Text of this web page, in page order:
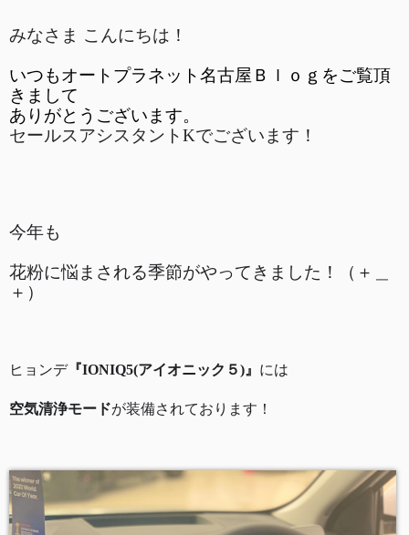
みなさま こんにちは！
いつもオートプラネット名古屋Ｂｌｏｇをご覧頂
きまして
ありがとうございます。
セールスアシスタントKでございます！
今年も
花粉に悩まされる季節がやってきました！（＋＿
＋）
ヒョンデ『IONIQ5(アイオニック５)』 には
空気清浄モードが装備されております！